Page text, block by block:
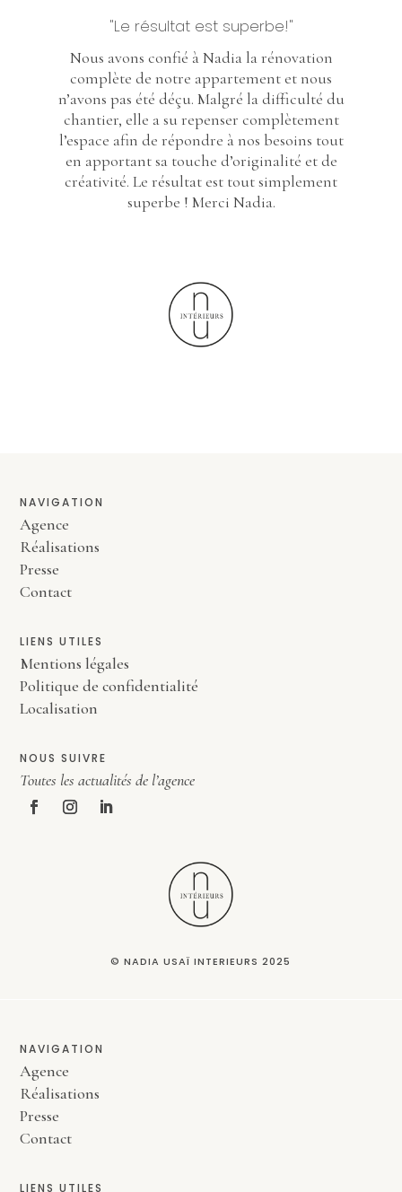
"Le résultat est superbe!"
Nous avons confié à Nadia la rénovation
complète de notre appartement et nous
n’avons pas été déçu. Malgré la difficulté du
chantier, elle a su repenser complètement
l’espace afin de répondre à nos besoins tout
en apportant sa touche d’originalité et de
créativité. Le résultat est tout simplement
superbe ! Merci Nadia.
NAVIGATION
Agence
Réalisations
Presse
Contact
LIENS UTILES
Mentions légales
Politique de confidentialité
Localisation
NOUS SUIVRE
Toutes les actualités de l’agence
© NADIA USAÏ INTERIEURS 2025
NAVIGATION
Agence
Réalisations
Presse
Contact
LIENS UTILES